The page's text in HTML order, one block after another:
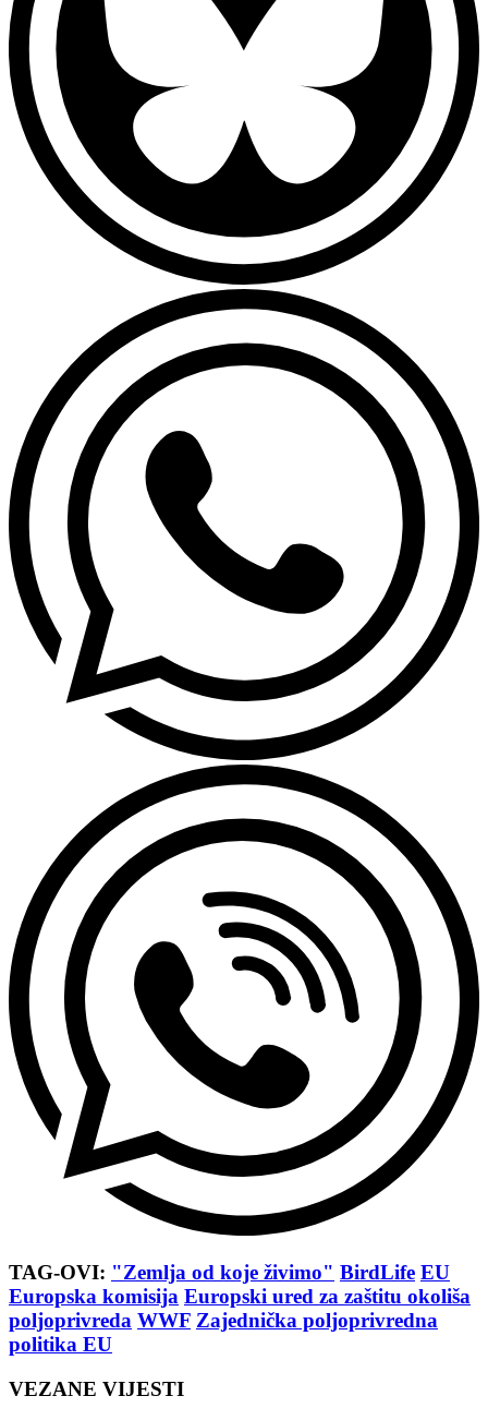
TAG-OVI: "Zemlja od koje živimo" BirdLife EU
Europska komisija Europski ured za zaštitu okoliša
poljoprivreda WWF Zajednička poljoprivredna
politika EU
VEZANE VIJESTI